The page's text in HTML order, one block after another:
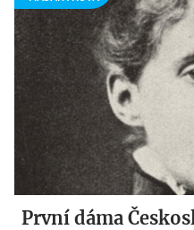
První dáma